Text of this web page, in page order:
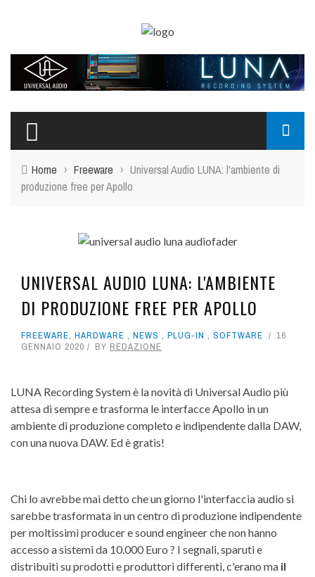
Home › Freeware › Universal Audio LUNA: l'ambiente di
produzione free per Apollo
UNIVERSAL AUDIO LUNA: L'AMBIENTE
DI PRODUZIONE FREE PER APOLLO
FREEWARE, HARDWARE , NEWS , PLUG-IN , SOFTWARE
16
GENNAIO 2020
BY REDAZIONE
LUNA Recording System è la novità di Universal Audio più
attesa di sempre e trasforma le interfacce Apollo in un
ambiente di produzione completo e indipendente dalla DAW,
con una nuova DAW. Ed è gratis!
Chi lo avrebbe mai detto che un giorno l'interfaccia audio si
sarebbe trasformata in un centro di produzione indipendente
per moltissimi producer e sound engineer che non hanno
accesso a sistemi da 10.000 Euro ? I segnali, sparuti e
distribuiti su prodotti e produttori differenti, c'erano ma il